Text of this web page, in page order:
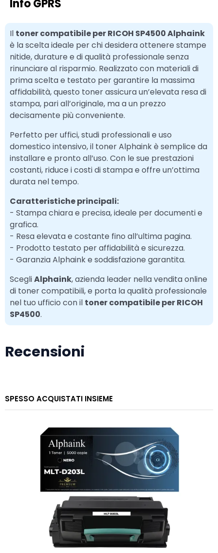
Info GPRS
Il toner compatibile per RICOH SP4500 Alphaink
è la scelta ideale per chi desidera ottenere stampe
nitide, durature e di qualità professionale senza
rinunciare al risparmio. Realizzato con materiali di
prima scelta e testato per garantire la massima
affidabilità, questo toner assicura un’elevata resa di
stampa, pari all’originale, ma a un prezzo
decisamente più conveniente.
Perfetto per uffici, studi professionali e uso
domestico intensivo, il toner Alphaink è semplice da
installare e pronto all’uso. Con le sue prestazioni
costanti, riduce i costi di stampa e offre un’ottima
durata nel tempo.
Caratteristiche principali:
- Stampa chiara e precisa, ideale per documenti e
grafica.
- Resa elevata e costante fino all’ultima pagina.
- Prodotto testato per affidabilità e sicurezza.
- Garanzia Alphaink e soddisfazione garantita.
ScegliAlphaink, azienda leader nella vendita online
di toner compatibili, e porta la qualità professionale
nel tuo ufficio con il toner compatibile per RICOH
SP4500.
Recensioni
SPESSO ACQUISTATI INSIEME